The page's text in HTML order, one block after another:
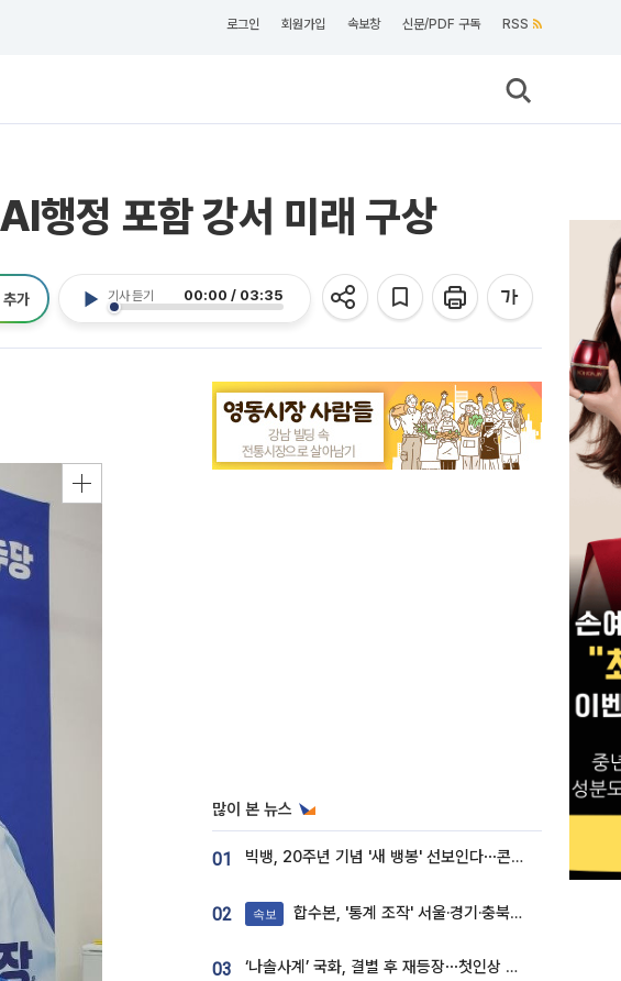
로그인 회원가입 속보창 신문/PDF 구독 RSS
행정 포함 강서 미래 구상
기사 듣기 00:00 / 03:35
추가
많이 본 뉴스
01 빅뱅, 20주년 기념 '새 뱅봉' 선보인다⋯콘서트 앞두고 팝업 개최
02 속보 합수본, '통계 조작' 서울·경기·충북 선관위 등 추가 압수수색
03 ‘나솔사계’ 국화, 결별 후 재등장⋯첫인상 투표 휩쓸고 ‘인기녀’ 등극